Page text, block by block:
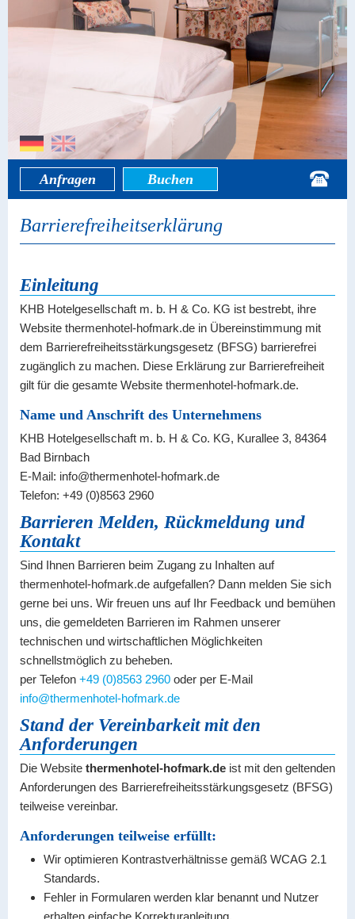
Anfragen Buchen
Barrierefreiheitserklärung
Einleitung
KHB Hotelgesellschaft m. b. H & Co. KG ist bestrebt, ihre
Website thermenhotel-hofmark.de in Übereinstimmung mit
dem Barrierefreiheitsstärkungsgesetz (BFSG) barrierefrei
zugänglich zu machen. Diese Erklärung zur Barrierefreiheit
gilt für die gesamte Website thermenhotel-hofmark.de.
Name und Anschrift des Unternehmens
KHB Hotelgesellschaft m. b. H & Co. KG, Kurallee 3, 84364
Bad Birnbach
E-Mail: info@thermenhotel-hofmark.de
Telefon: +49 (0)8563 2960
Barrieren Melden, Rückmeldung und
Kontakt
Sind Ihnen Barrieren beim Zugang zu Inhalten auf
thermenhotel-hofmark.de aufgefallen? Dann melden Sie sich
gerne bei uns. Wir freuen uns auf Ihr Feedback und bemühen
uns, die gemeldeten Barrieren im Rahmen unserer
technischen und wirtschaftlichen Möglichkeiten
schnellstmöglich zu beheben.
per Telefon +49 (0)8563 2960 oder per E-Mail
info@thermenhotel-hofmark.de
Stand der Vereinbarkeit mit den
Anforderungen
Die Website thermenhotel-hofmark.de ist mit den geltenden
Anforderungen des Barrierefreiheitsstärkungsgesetz (BFSG)
teilweise vereinbar.
Anforderungen teilweise erfüllt:
Wir optimieren Kontrastverhältnisse gemäß WCAG 2.1
Standards.
Fehler in Formularen werden klar benannt und Nutzer
erhalten einfache Korrekturanleitung.